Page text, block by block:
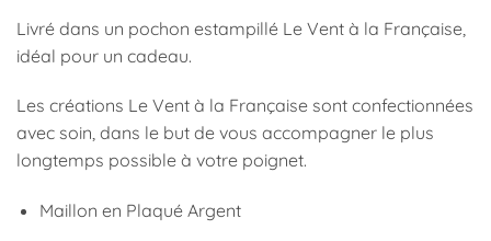
Livré dans un pochon estampillé Le Vent à la Française,
idéal pour un cadeau.
Les créations Le Vent à la Française sont confectionnées
avec soin, dans le but de vous accompagner le plus
longtemps possible à votre poignet.
Maillon en Plaqué Argent